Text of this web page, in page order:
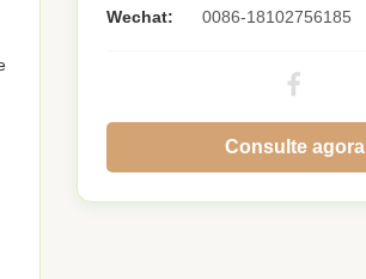
Wechat:
0086-18102756185
Consulte agora